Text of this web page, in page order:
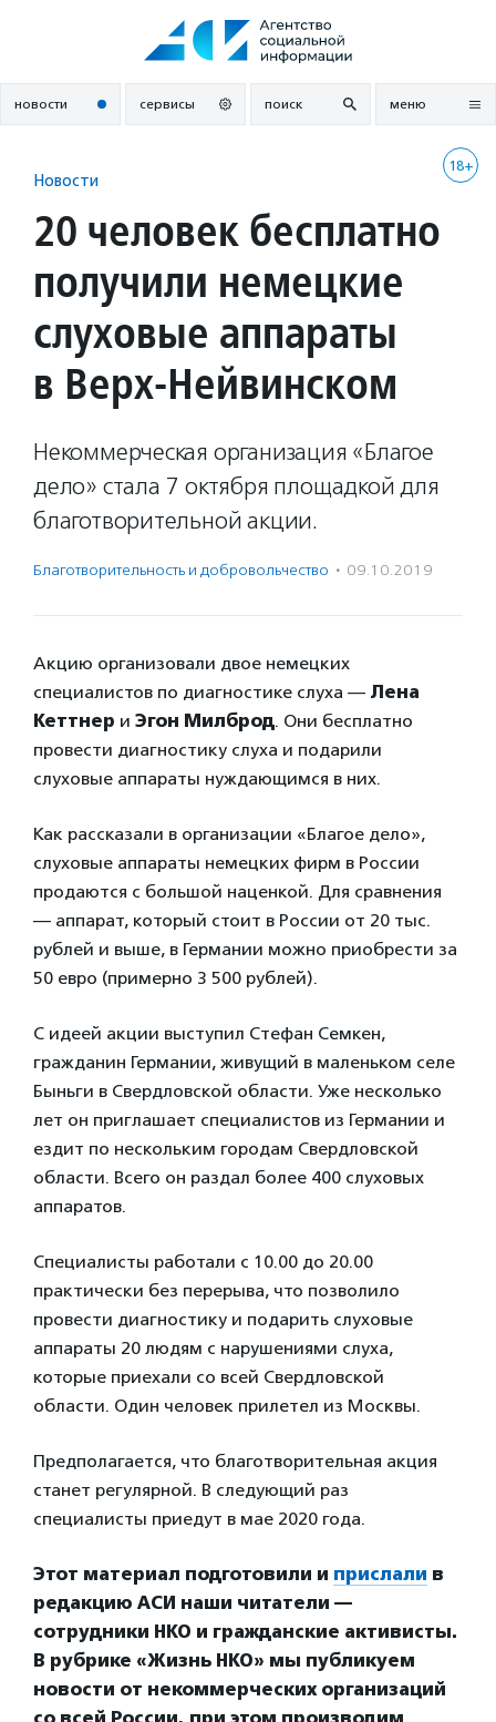
новости сервисы поиск меню
18+
Новости
20 человек бесплатно
получили немецкие
слуховые аппараты
в Верх-Нейвинском
Некоммерческая организация «Благое
дело» стала 7 октября площадкой для
благотворительной акции.
Благотвори­тель­ность и доброволь­чест­во · 09.10.2019
Акцию организовали двое немецких
специалистов по диагностике слуха — Лена
Кеттнер и Эгон Милброд. Они бесплатно
провести диагностику слуха и подарили
слуховые аппараты нуждающимся в них.
Как рассказали в организации «Благое дело»,
слуховые аппараты немецких фирм в России
продаются с большой наценкой. Для сравнения
— аппарат, который стоит в России от 20 тыс.
рублей и выше, в Германии можно приобрести за
50 евро (примерно 3 500 рублей).
С идеей акции выступил Стефан Семкен,
гражданин Германии, живущий в маленьком селе
Быньги в Свердловской области. Уже несколько
лет он приглашает специалистов из Германии и
ездит по нескольким городам Свердловской
области. Всего он раздал более 400 слуховых
аппаратов.
Специалисты работали с 10.00 до 20.00
практически без перерыва, что позволило
провести диагностику и подарить слуховые
аппараты 20 людям с нарушениями слуха,
которые приехали со всей Свердловской
области. Один человек прилетел из Москвы.
Предполагается, что благотворительная акция
станет регулярной. В следующий раз
специалисты приедут в мае 2020 года.
Этот материал подготовили и прислали в
редакцию АСИ наши читатели —
сотрудники НКО и гражданские активисты.
В рубрике «Жизнь НКО» мы публикуем
новости от некоммерческих организаций